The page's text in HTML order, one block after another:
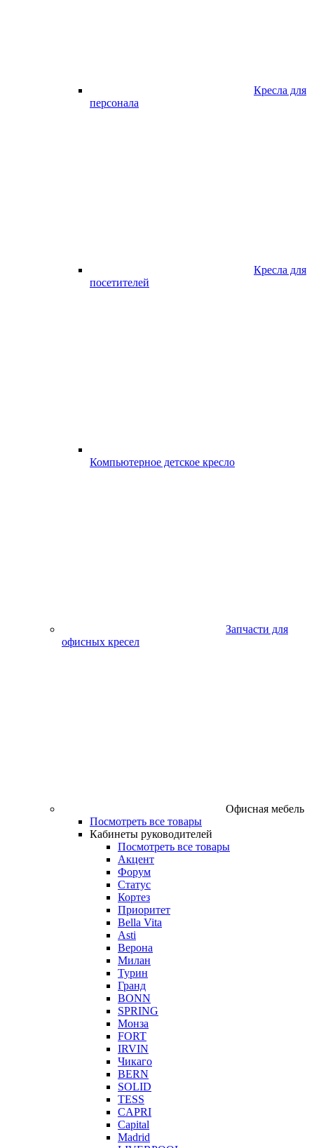
Кресла для
персонала
Кресла для
посетителей
Компьютерное детское кресло
Запчасти для
офисных кресел
Офисная мебель
Посмотреть все товары
Кабинеты руководителей
Посмотреть все товары
Акцент
Форум
Статус
Кортез
Приоритет
Bella Vita
Asti
Верона
Милан
Турин
Гранд
BONN
SPRING
Монза
FORT
IRVIN
Чикаго
BERN
SOLID
TESS
CAPRI
Capital
Madrid